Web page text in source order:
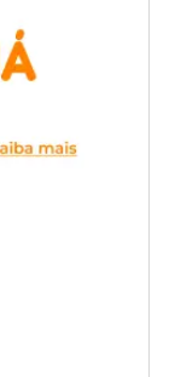
até que fique
adubo
de adubo por
úmido,